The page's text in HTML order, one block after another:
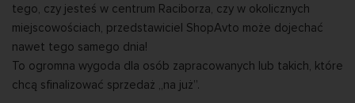
tego, czy jesteś w centrum Raciborza, czy w okolicznych
miejscowościach, przedstawiciel ShopAvto może dojechać
nawet tego samego dnia!
To ogromna wygoda dla osób zapracowanych lub takich, które
chcą sfinalizować sprzedaż „na już”.